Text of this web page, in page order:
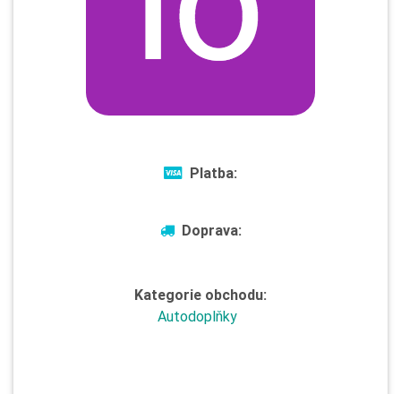
Platba:
Doprava:
Kategorie obchodu:
Autodoplňky